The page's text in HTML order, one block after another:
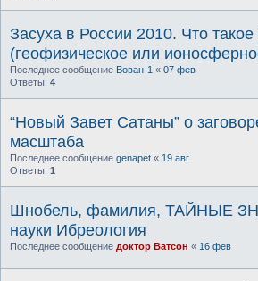
Засуха в России 2010. Что
(геофизическое или
Последнее сообщение Вован-1 « 07 фев
Ответы: 4
“Новый Завет Сатаны” о
масштаба
Последнее сообщение genapet « 19 авг
Ответы: 1
Шнобель, фамилия, ТАЙНЫЕ
науки Ибреология
Последнее сообщение доктор Ватсон « 16 фев